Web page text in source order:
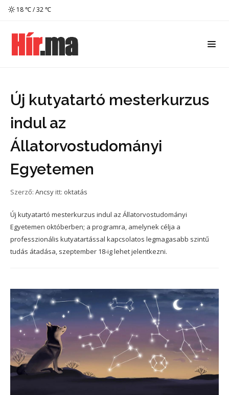
18 ℃ / 32 ℃
Új kutyatartó mesterkurzus
indul az
Állatorvostudományi
Egyetemen
Szerző: Ancsy itt: oktatás
Új kutyatartó mesterkurzus indul az Állatorvostudományi
Egyetemen októberben; a programra, amelynek célja a
professzionális kutyatartással kapcsolatos legmagasabb szintű
tudás átadása, szeptember 18-ig lehet jelentkezni.